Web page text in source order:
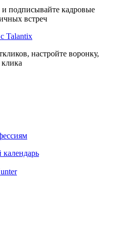
и подписывайте кадровые
встреч
Talantix
настройте воронку,